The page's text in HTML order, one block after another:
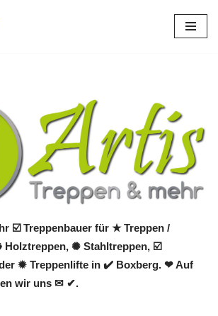
☑️ Treppenbauer für ★ Treppen /
Holztreppen, ✺ Stahltreppen, ☑️
✹ Treppenlifte in ✔️ Boxberg. ❤ Auf
wir uns ✉ ✔.